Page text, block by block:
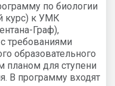
по биологии
курс) к УМК
Граф),
требованиями
образовательного
планом для ступени
В программу входят